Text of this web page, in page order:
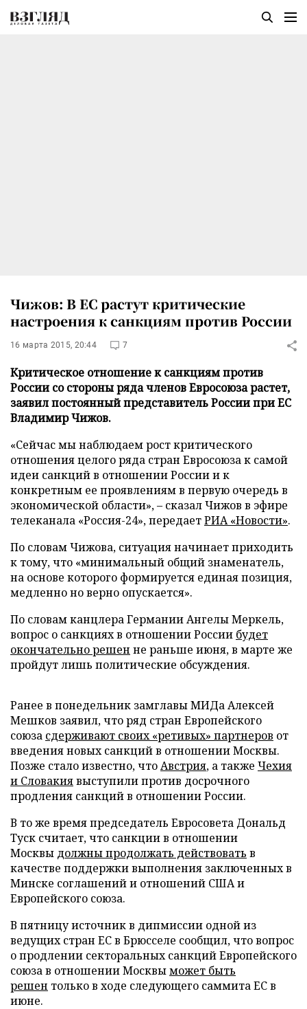
Чижов: В ЕС растут критические
настроения к санкциям против России
16 марта 2015, 20:44 7
Критическое отношение к санкциям против
России со стороны ряда членов Евросоюза растет,
заявил постоянный представитель России при ЕС
Владимир Чижов.
«Сейчас мы наблюдаем рост критического
отношения целого ряда стран Евросоюза к самой
идеи санкций в отношении России и к
конкретным ее проявлениям в первую очередь в
экономической области», – сказал Чижов в эфире
телеканала «Россия-24», передаетРИА «Новости».
По словам Чижова, ситуация начинает приходить
к тому, что «минимальный общий знаменатель,
на основе которого формируется единая позиция,
медленно но верно опускается».
По словам канцлера Германии Ангелы Меркель,
вопрос о санкциях в отношении России будет
окончательно решен не раньше июня, в марте же
пройдут лишь политические обсуждения.
Ранее в понедельник замглавы МИДа Алексей
Мешков заявил, что ряд стран Европейского
союза сдерживают своих «ретивых» партнеров от
введения новых санкций в отношении Москвы.
Позже стало известно, чтоАвстрия, а также Чехия
и Словакиявыступили против досрочного
продления санкций в отношении России.
В то же время председатель Евросовета Дональд
Туск считает, что санкции в отношении
Москвы должны продолжать действовать в
качестве поддержки выполнения заключенных в
Минске соглашений и отношений США и
Европейского союза.
В пятницу источник в дипмиссии одной из
ведущих стран ЕС в Брюсселе сообщил, что вопрос
о продлении секторальных санкций Европейского
союза в отношении Москвыможет быть
решен только в ходе следующего саммита ЕС в
июне.